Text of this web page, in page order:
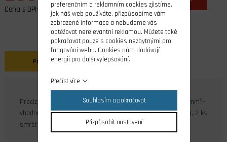
Cena s DPH
Popis
Precizní zlacené konektory MP JET velikost 3,5 pro drát 4 mm2 -
vhodné pro použití do cca 80A. 1 pár = 1 ks pin, 1 ks dutinka, 2 ks
smršťovací trubky.
preferenčním a reklamním cookies zjistíme,
jak náš web používáte, přizpůsobíme vám
zobrazené informace a nebudeme vás
obtěžovat nerelevantní reklamou. Můžete také
pokračovat pouze s cookies nezbytnými pro
fungování webu. Cookies nám dodávají
energii pro další vylepšování.
Přečíst více
Souhlasím a pokračovat
Přizpůsobit nastavení